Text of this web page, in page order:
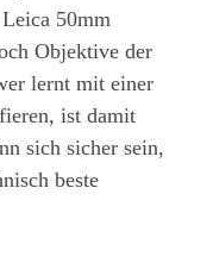
50mm
Objektive der
lernt mit einer
ist damit
sich sicher sein,
beste